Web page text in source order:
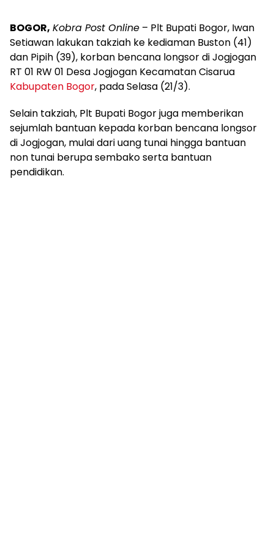
BOGOR, Kobra Post Online – Plt Bupati Bogor, Iwan
Setiawan lakukan takziah ke kediaman Buston (41)
dan Pipih (39), korban bencana longsor di Jogjogan
RT 01 RW 01 Desa Jogjogan Kecamatan Cisarua
Kabupaten Bogor, pada Selasa (21/3).
Selain takziah, Plt Bupati Bogor juga memberikan
sejumlah bantuan kepada korban bencana longsor
di Jogjogan, mulai dari uang tunai hingga bantuan
non tunai berupa sembako serta bantuan
pendidikan.